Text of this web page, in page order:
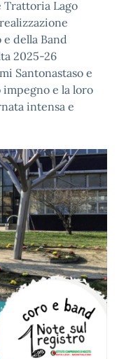
Trattoria Lago
della Band
2025-26
Santonastaso e
e la loro
intensa e